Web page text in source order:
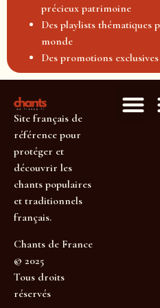
précieux patrimoine
Des playlists
monde
Des promotions
Site français de
référence pour
protéger et
découvrir les
chants populaires
et traditionnels
français.
Chants de France
© 2025
Tous droits
réservés